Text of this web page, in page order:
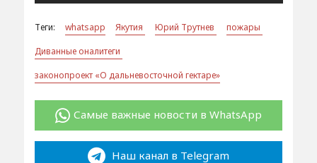
Теги: whatsapp Якутия Юрий Трутнев
пожары
Диванные оналитеги
законопроект «О дальневосточной гектаре»
Самые важные новости в WhatsApp
Наш канал в Telegram